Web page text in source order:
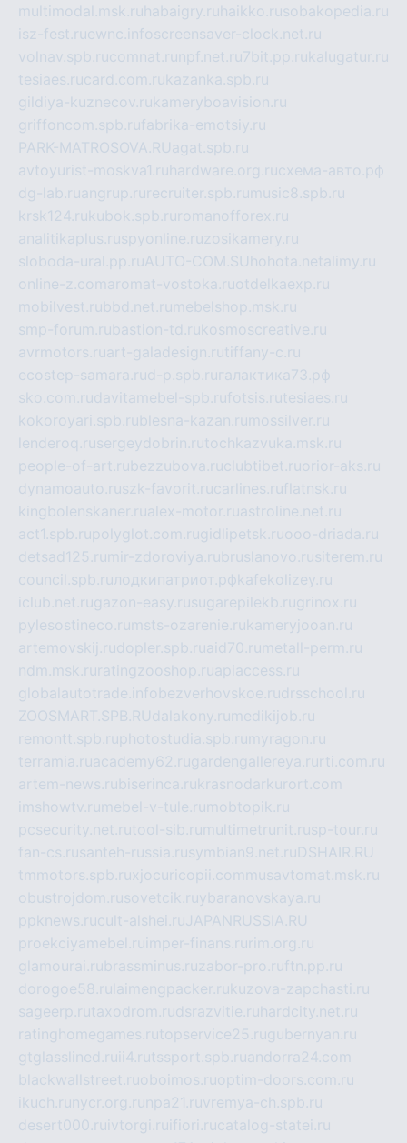
multimodal.msk.ru habaigry.ru haikko.rusobakopedia.ru
isz-fest.ruewnc.infoscreensaver-clock.net.ru
volnav.spb.rucomnat.ru npf.net.ru 7bit.pp.rukalugatur.ru
tesiaes.rucard.com.rukazanka.spb.ru
gildiya-kuznecov.rukameryboavision.ru
griffoncom.spb.rufabrika-emotsiy.ru
PARK-MATROSOVA.RUagat.spb.ru
avtoyurist-moskva1.ru hardware.org.ruсхема-авто.рф
dg-lab.ruangrup.ru recruiter.spb.ru music8.spb.ru
krsk124.rukubok.spb.ru romanofforex.ru
analitikaplus.ruspyonline.ruzosikamery.ru
sloboda-ural.pp.ruAUTO-COM.SU hohota.net alimy.ru
online-z.comaromat-vostoka.ruotdelkaexp.ru
mobilvest.rubbd.net.ru mebelshop.msk.ru
smp-forum.rubastion-td.rukosmoscreative.ru
avrmotors.ruart-galadesign.rutiffany-c.ru
ecostep-samara.rud-p.spb.ru галактика73.рф
sko.com.rudavitamebel-spb.rufotsis.rutesiaes.ru
kokoroyari.spb.rublesna-kazan.ru mossilver.ru
lenderoq.rusergeydobrin.rutochkazvuka.msk.ru
people-of-art.rubezzubova.ruclubtibet.ruorior-aks.ru
dynamoauto.ruszk-favorit.rucarlines.ruflatnsk.ru
kingbolenskaner.rualex-motor.ruastroline.net.ru
act1.spb.rupolyglot.com.rugidlipetsk.ruooo-driada.ru
detsad125.ru mir-zdoroviya.rubruslanovo.rusiterem.ru
council.spb.ruлодкипатриот.рфkafekolizey.ru
iclub.net.rugazon-easy.rusugarepilekb.rugrinox.ru
pylesostineco.ru msts-ozarenie.rukameryjooan.ru
artemovskij.rudopler.spb.ruaid70.ru metall-perm.ru
ndm.msk.ru ratingzooshop.ruapiaccess.ru
globalautotrade.info bezverhovskoe.rudrsschool.ru
ZOOSMART.SPB.RUdalakony.ru medikijob.ru
remontt.spb.ruphotostudia.spb.ru myragon.ru
terramia.ruacademy62.rugardengallereya.ru rti.com.ru
artem-news.rubiserinca.rukrasnodarkurort.com
imshowtv.ru mebel-v-tule.ru mobtopik.ru
pcsecurity.net.rutool-sib.ru multimetrunit.rusp-tour.ru
fan-cs.rusanteh-russia.rusymbian9.net.ruDSHAIR.RU
tmmotors.spb.ruxjocuricopii.com musavtomat.msk.ru
obustrojdom.rusovetcik.ruybaranovskaya.ru
ppknews.rucult-alshei.ruJAPANRUSSIA.RU
proekciyamebel.ru imper-finans.ru rim.org.ru
glamourai.rubrassminus.ruzabor-pro.ruftn.pp.ru
dorogoe58.ru laimengpacker.rukuzova-zapchasti.ru
sageerp.rutaxodrom.rudsrazvitie.ru hardcity.net.ru
ratinghomegames.rutopservice25.rugubernyan.ru
gtglasslined.ru ii4.rutssport.spb.ruandorra24.com
blackwallstreet.ruoboimos.ruoptim-doors.com.ru
ikuch.ru nycr.org.ru npa21.ruvremya-ch.spb.ru
desert000.ru ivtorgi.ru ifiori.rucatalog-statei.ru